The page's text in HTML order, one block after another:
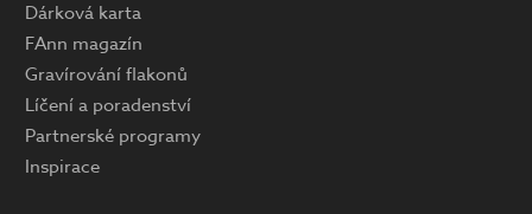
Dárková karta
FAnn magazín
Gravírování flakonů
Líčení a poradenství
Partnerské programy
Inspirace